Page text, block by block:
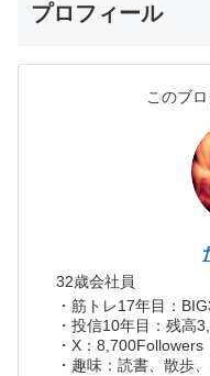
プロフィール
このブ
32歳会社員
・筋トレ17年目：
・投信10年目：残高
・X：8,700Followers
・趣味：読書、散歩